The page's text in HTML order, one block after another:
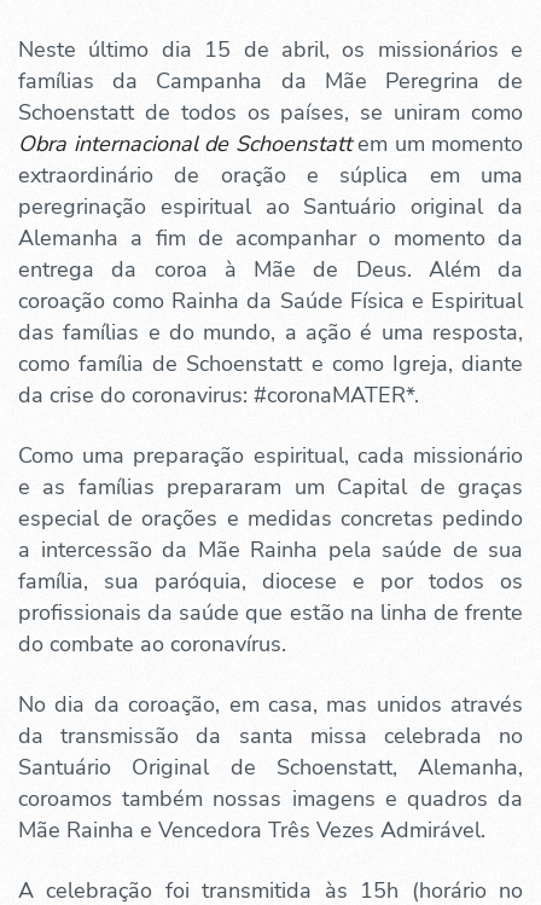
Neste último dia 15 de abril, os missionários e
famílias da Campanha da Mãe Peregrina de
Schoenstatt de todos os países, se uniram como
Obra internacional de Schoenstattem um momento
extraordinário de oração e súplica em uma
peregrinação espiritual ao Santuário original da
Alemanha a fim de acompanhar o momento da
entrega da coroa à Mãe de Deus. Além da
coroação como Rainha da Saúde Física e Espiritual
das famílias e do mundo, a ação é uma resposta,
como família de Schoenstatt e como Igreja, diante
da crise do coronavirus: #coronaMATER*.
Como uma preparação espiritual, cada missionário
e as famílias prepararam um Capital de graças
especial de orações e medidas concretas pedindo
a intercessão da Mãe Rainha pela saúde de sua
família, sua paróquia, diocese e por todos os
profissionais da saúde que estão na linha de frente
do combate ao coronavírus.
No dia da coroação, em casa, mas unidos através
da transmissão da santa missa celebrada no
Santuário Original de Schoenstatt, Alemanha,
coroamos também nossas imagens e quadros da
Mãe Rainha e Vencedora Três Vezes Admirável.
A celebração foi transmitida às 15h (horário no